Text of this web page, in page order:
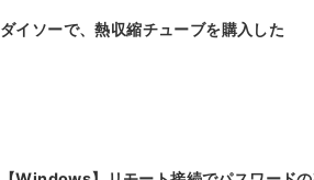
ダイソーで、熱収縮チューブを購入した